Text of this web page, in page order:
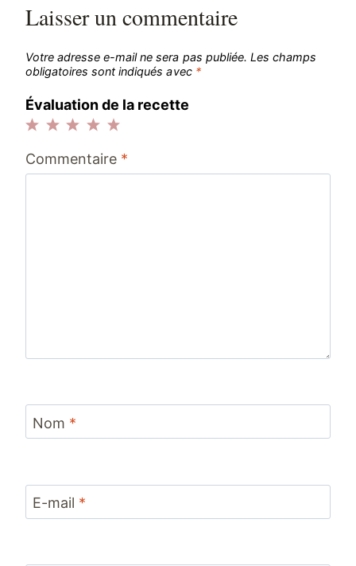
Laisser un commentaire
Votre adresse e-mail ne sera pas publiée. Les champs
obligatoires sont indiqués avec *
Évaluation de la recette
étoiles
étoiles
étoiles
étoiles
étoile
Commentaire *
Nom *
E-mail *